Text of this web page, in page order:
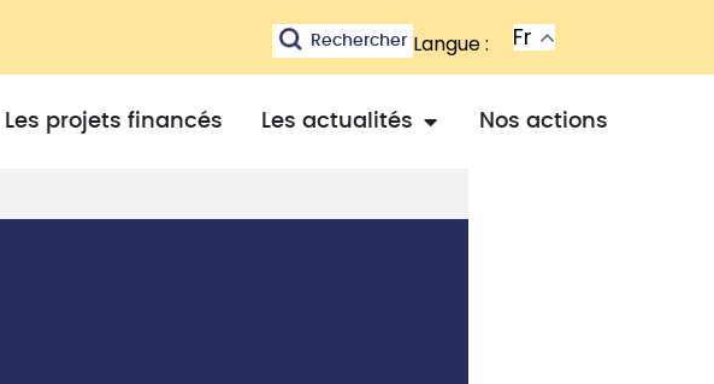
Rechercher Langue : Fr
Les projets financés Les actualités Nos actions